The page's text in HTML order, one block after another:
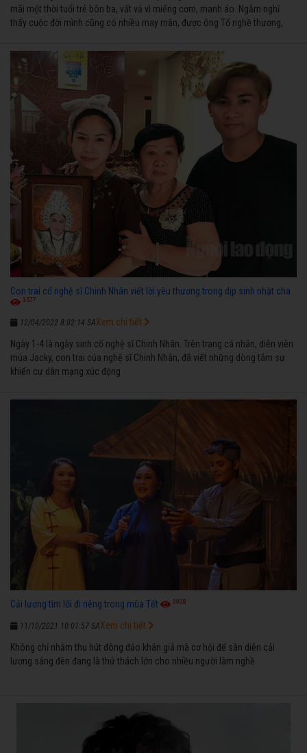
mãi một thời tuổi trẻ bôn ba, vất vả vì miếng cơm, manh áo. Ngẫm nghĩ
thấy cuộc đời mình cũng có nhiều may mắn, được ông Tổ nghề thương,
ngược nhận được những cơ may để từng bước thành danh với nghiệp ca
diễn”.
Con trai cố nghệ sĩ Chinh Nhân viết lời yêu thương trong dịp sinh nhật cha
3677
12/04/2022 8:02:14 SA
Ngày 1-4 là ngày sinh cố nghệ sĩ Chinh Nhân. Trên trang cá nhân, diễn viên
múa Jacky, con trai của nghệ sĩ Chinh Nhân, đã viết những dòng tâm sự
khiến cư dân mạng xúc động
Xem chi tiết
Cải lương tìm lối đi riêng trong mùa Tết 3938
11/10/2021 10:01:57 SA
Không chỉ nhằm thu hút đông đảo khán giả mà cơ hội để sàn diễn cải
lương sáng đèn đang là thử thách lớn cho nhiều người làm nghề
Xem chi tiết